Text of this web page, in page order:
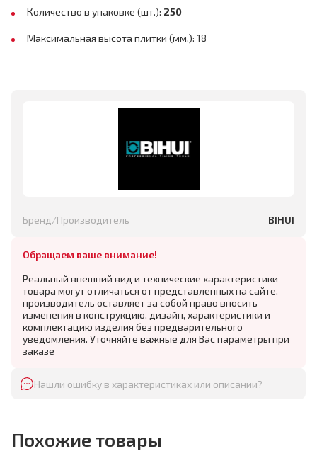
Количество в упаковке (шт.): 250
Максимальная высота плитки (мм.): 18
Бренд/Производитель BIHUI
Обращаем ваше внимание!
Реальный внешний вид и технические характеристики
товара могут отличаться от представленных на сайте,
производитель оставляет за собой право вносить
изменения в конструкцию, дизайн, характеристики и
комплектацию изделия без предварительного
уведомления. Уточняйте важные для Вас параметры при
заказе
Нашли ошибку в характеристиках или описании?
Похожие товары